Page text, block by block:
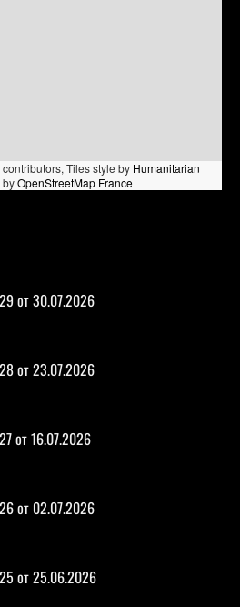
contributors, Tiles style by Humanitarian
byOpenStreetMap France
от 30.07.2026
от 23.07.2026
от 16.07.2026
от 02.07.2026
от 25.06.2026